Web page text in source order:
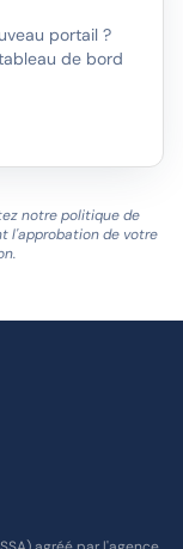
portail ?
de bord
notre politique de
l'approbation de votre